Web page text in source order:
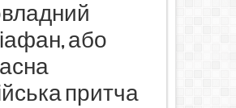
або
притча